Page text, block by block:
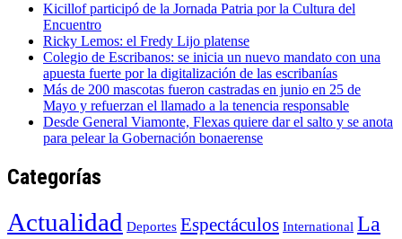
Kicillof participó de la Jornada Patria por la Cultura del
Encuentro
Ricky Lemos: el Fredy Lijo platense
Colegio de Escribanos: se inicia un nuevo mandato con una
apuesta fuerte por la digitalización de las escribanías
Más de 200 mascotas fueron castradas en junio en 25 de
Mayo y refuerzan el llamado a la tenencia responsable
Desde General Viamonte, Flexas quiere dar el salto y se anota
para pelear la Gobernación bonaerense
Categorías
Actualidad Deportes Espectáculos International La